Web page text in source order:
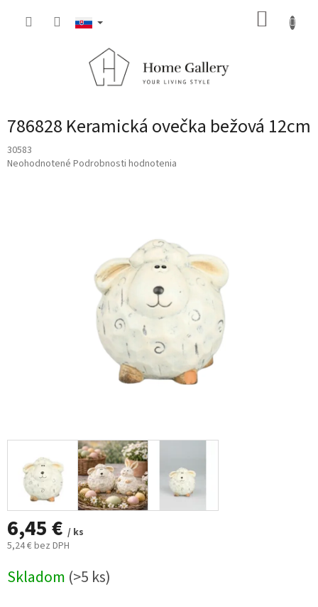
786828 Keramická ovečka bežová 12cm
30583
Priemerné
Neohodnotené Podrobnosti hodnotenia
6,45 € / ks
5,24 € bez DPH
cena:
Skladom (>5 ks)